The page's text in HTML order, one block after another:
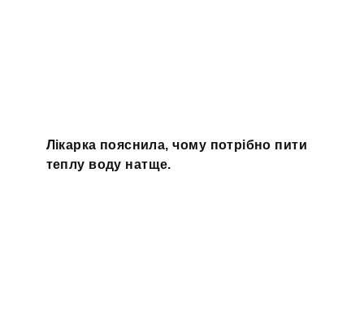
Лікарка пояснила, чому потрібно пити
теплу воду натще.